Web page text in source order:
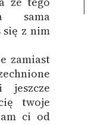
sama
się z nim
zamiast
twoje
ci od